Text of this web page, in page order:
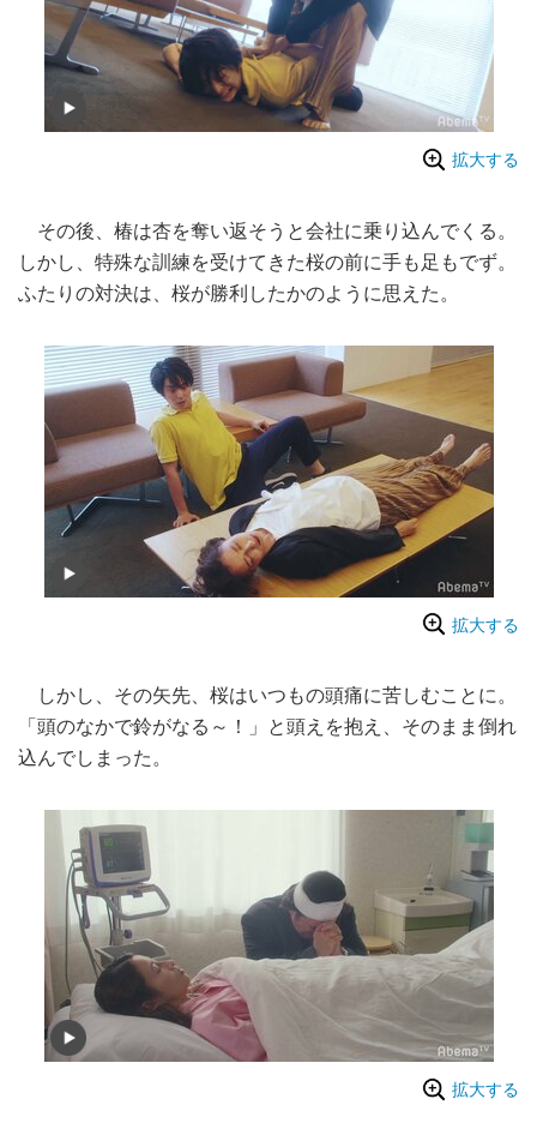
拡大する
その後、椿は杏を奪い返そうと会社に乗り込んでくる。
しかし、特殊な訓練を受けてきた桜の前に手も足もでず。
ふたりの対決は、桜が勝利したかのように思えた。
拡大する
しかし、その矢先、桜はいつもの頭痛に苦しむことに。
「頭のなかで鈴がなる～！」と頭えを抱え、そのまま倒れ
込んでしまった。
拡大する